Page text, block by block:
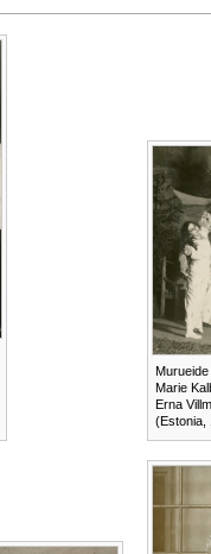
Marie
Erna
(Estonia,